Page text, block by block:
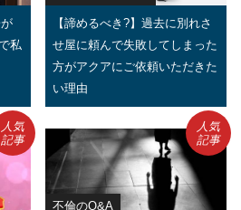
私
【諦めるべき?】過去に別れさ
せ屋に頼んで失敗してしまった
方がアクアにご依頼いただきた
い理由
人気
記事
不倫のQ&A
人気
記事